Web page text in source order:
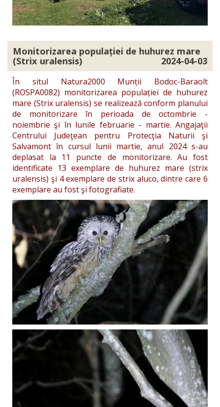
Monitorizarea populației de huhurez mare
(Strix uralensis)
2024-04-03
În situl Natura2000 Munții Bodoc-Baraolt
(ROSPA0082) monitorizarea populației de huhurez
mare (Strix uralensis) se realizează conform planului
de monitorizare în perioada de octombrie -
noiembrie şi în lunile februarie - martie. Angajaţii
Centrului Judeţean pentru Protecţia Naturii şi
Salvamont în cursul lunii martie, anul 2024 s-au
deplasat la 11 puncte de monitorizare. Au fost
identificate 13 exemplare de huhurez mare (strix
uralensis) şi 4 exemplare de strix aluco, dintre care 6
exemplare au fost şi fotografiate.